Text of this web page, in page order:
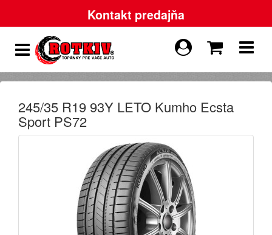
Kontakt predajňa
245/35 R19 93Y LETO Kumho Ecsta
Sport PS72